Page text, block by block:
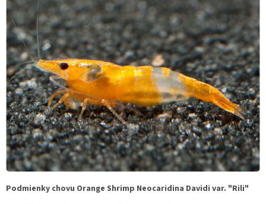
Podmienky chovu Orange Shrimp Neocaridina Davidi var. "Rili"